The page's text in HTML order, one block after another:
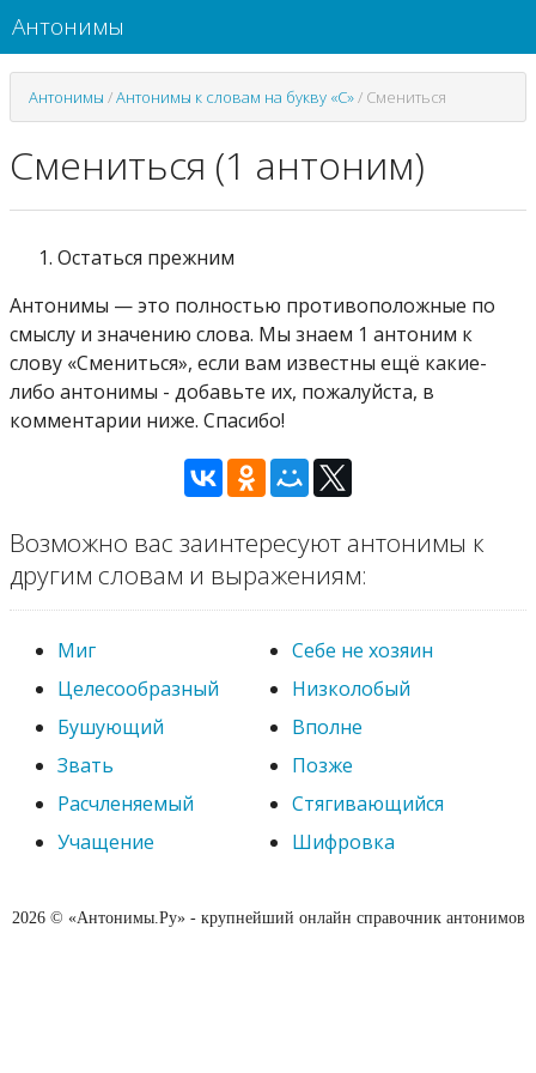
Антонимы
Антонимы /Антонимы к словам на букву «С»/ Смениться
Смениться (1 антоним)
Остаться прежним
Антонимы — это полностью противоположные по
смыслу и значению слова. Мы знаем 1 антоним к
слову «Смениться», если вам известны ещё какие-
либо антонимы - добавьте их, пожалуйста, в
комментарии ниже. Спасибо!
Возможно вас заинтересуют антонимы к
другим словам и выражениям:
Миг
Себе не хозяин
Целесообразный
Низколобый
Бушующий
Вполне
Звать
Позже
Расчленяемый
Стягивающийся
Учащение
Шифровка
2026 © «Антонимы.Ру» - крупнейший онлайн справочник антонимов